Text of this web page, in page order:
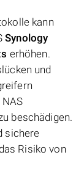
kann
Synology
erhöhen.
und
beschädigen.
sichere
Risiko von